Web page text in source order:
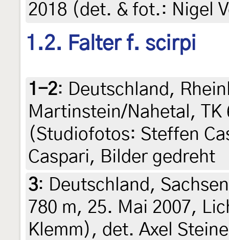
2018 (det. & fot.: Nigel
1.2. Falter f. scirpi
1-2: Deutschland,
Martinstein/Nahetal, TK
(Studiofotos: Steffen
Caspari, Bilder gedreht
3: Deutschland,
780 m, 25. Mai 2007,
Klemm), det. Axel